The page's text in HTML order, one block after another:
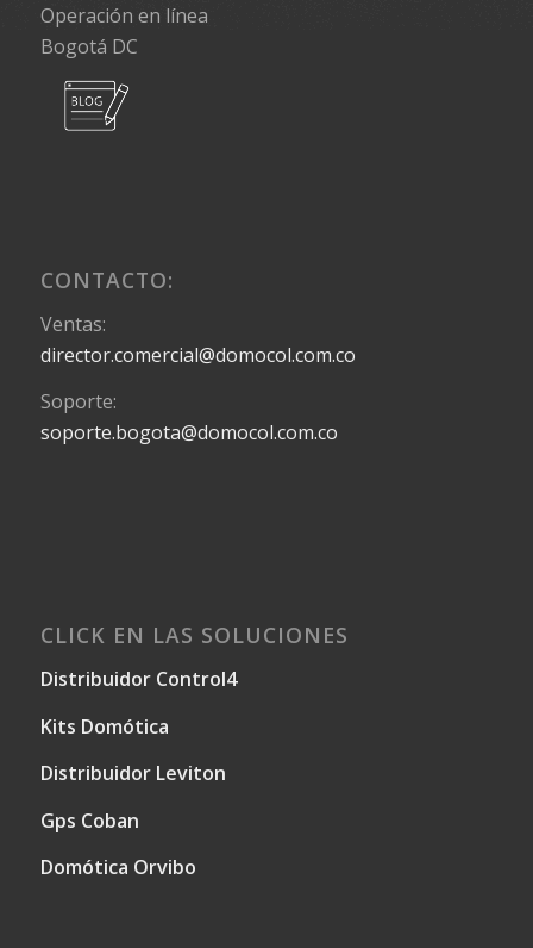
Operación en línea
Bogotá DC
CONTACTO:
Ventas:
director.comercial@domocol.com.co
Soporte:
soporte.bogota@domocol.com.co
CLICK EN LAS SOLUCIONES
Distribuidor Control4
Kits Domótica
Distribuidor Leviton
Gps Coban
Domótica Orvibo